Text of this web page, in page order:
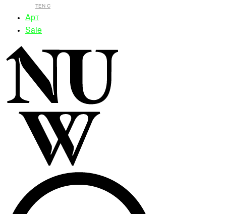
TEN C
Арт
Sale